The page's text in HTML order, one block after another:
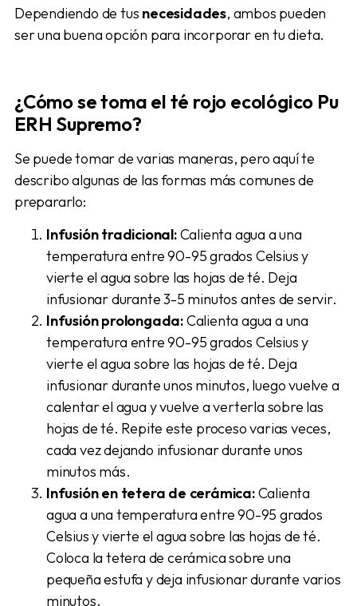
Dependiendo de tus necesidades, ambos pueden
ser una buena opción para incorporar en tu dieta.
¿Cómo se toma el té rojo ecológico Pu
ERH Supremo?
Se puede tomar de varias maneras, pero aquí te
describo algunas de las formas más comunes de
prepararlo:
Infusión tradicional:Calienta agua a una
temperatura entre 90-95 grados Celsius y
vierte el agua sobre las hojas de té. Deja
infusionar durante 3-5 minutos antes de servir.
Infusión prolongada:Calienta agua a una
temperatura entre 90-95 grados Celsius y
vierte el agua sobre las hojas de té. Deja
infusionar durante unos minutos, luego vuelve a
calentar el agua y vuelve a verterla sobre las
hojas de té. Repite este proceso varias veces,
cada vez dejando infusionar durante unos
minutos más.
Infusión en tetera de cerámica:Calienta
agua a una temperatura entre 90-95 grados
Celsius y vierte el agua sobre las hojas de té.
Coloca la tetera de cerámica sobre una
pequeña estufa y deja infusionar durante varios
minutos.